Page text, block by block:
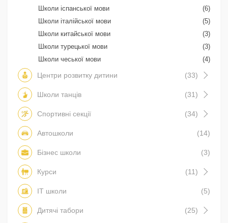
Школи іспанської мови
(6)
Школи італійської мови
(5)
Школи китайської мови
(3)
Школи турецької мови
(3)
Школи чеської мови
(4)
Центри розвитку дитини (33)
Школи танців (31)
Спортивні секції (34)
Автошколи (14)
Бізнес школи (3)
Курси (11)
IT школи (5)
Дитячі табори (25)